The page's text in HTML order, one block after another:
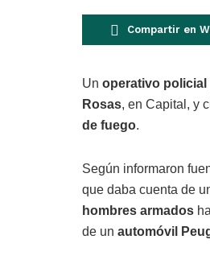
Compartir en
Un operativo policial
Rosas, en Capital, y
de fuego.
Según informaron
que daba cuenta de
hombres armados
de un automóvil